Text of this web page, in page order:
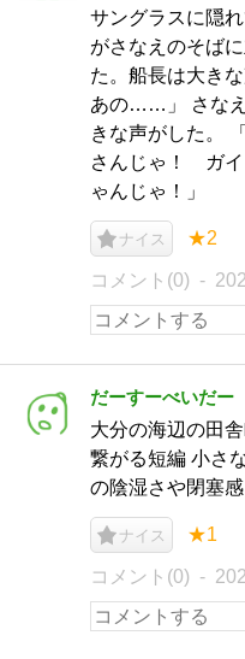
サングラスに隠
がさなえのそば
た。船長は大き
あの……」 さなえ
きな声がした。
さんじゃ！ ガイ
ゃんじゃ！」
ナイス ★2
コメント(0)
だーすーべいだー
大分の海辺の田
繋がる短編 小さ
の陰湿さや閉塞
ナイス ★1
コメント(0)